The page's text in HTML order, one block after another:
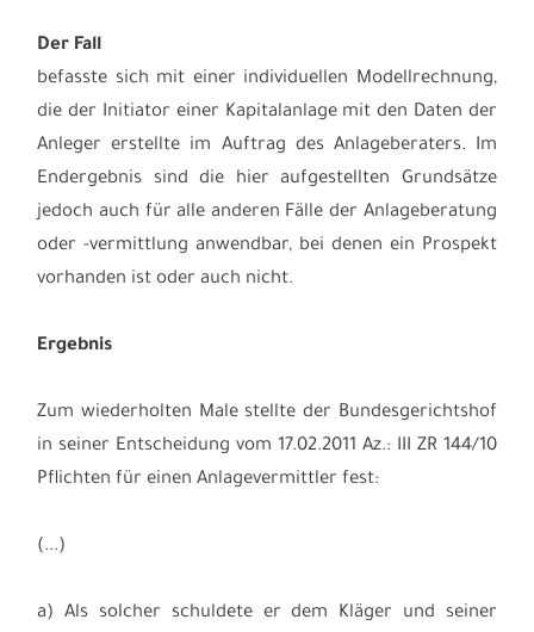
Der Fall
befasste sich mit einer individuellen Modellrechnung,
die der Initiator einer Kapitalanlage mit den Daten der
Anleger erstellte im Auftrag des Anlageberaters. Im
Endergebnis sind die hier aufgestellten Grundsätze
jedoch auch für alle anderen Fälle der Anlageberatung
oder -vermittlung anwendbar, bei denen ein Prospekt
vorhanden ist oder auch nicht.
Ergebnis
Zum wiederholten Male stellte der Bundesgerichtshof
in seiner Entscheidung vom 17.02.2011 Az.: III ZR 144/10
Pflichten für einen Anlagevermittler fest:
(...)
a) Als solcher schuldete er dem Kläger und seiner